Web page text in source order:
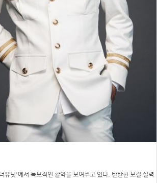
유닛'에서 독보적인 활약을 보여주고 있다. 탄탄한 보컬 실력